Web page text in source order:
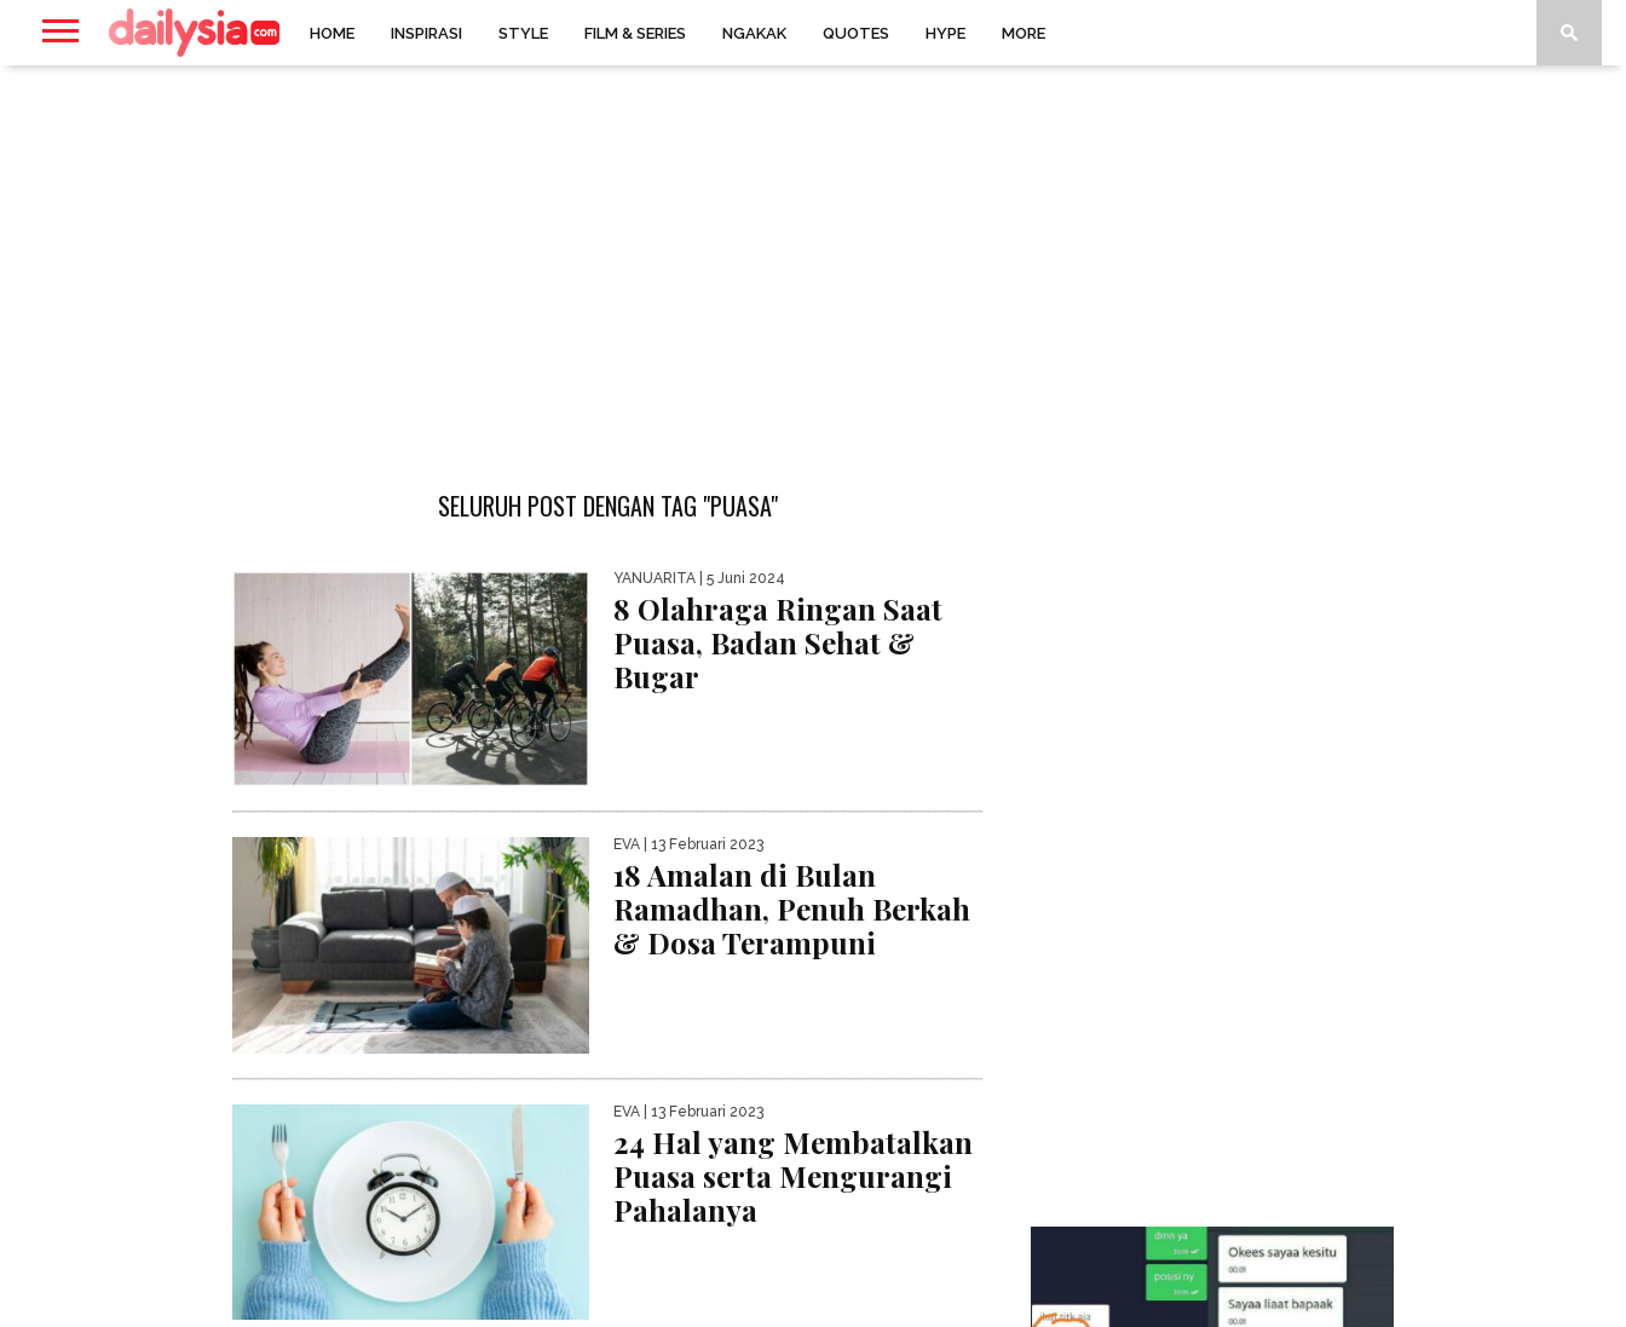
HOME INSPIRASI STYLE FILM & SERIES NGAKAK QUOTES HYPE MORE
SELURUH POST DENGAN TAG "PUASA"
YANUARITA | 5 Juni 2024
8 Olahraga Ringan Saat
Puasa, Badan Sehat &
Bugar
EVA | 13 Februari 2023
18 Amalan di Bulan
Ramadhan, Penuh Berkah
& Dosa Terampuni
EVA | 13 Februari 2023
24 Hal yang Membatalkan
Puasa serta Mengurangi
Pahalanya